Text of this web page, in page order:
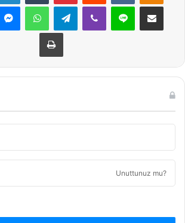
MessengerWhatsAppTelegramViber Line E-Posta ile
Yazdır
Unuttunuz mu?